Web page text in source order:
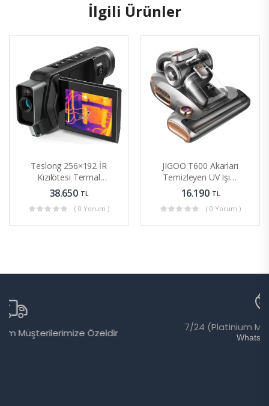
İlgili Ürünler
Teslong 256×192 İR
Kızılötesi Termal
Monoküler, 3,5
“Flip-Out LCD
Monitör
38.650 TL
( 0 Yorum )
JIGOO T600 Akarları
Temizleyen UV Işıklı
– Sıcak Hava
Üflemeli Süpürge
16.190 TL
( 0 Yorum )
7/24 (Platinium Müşterilerimize Özel)
WhatsApp Chat